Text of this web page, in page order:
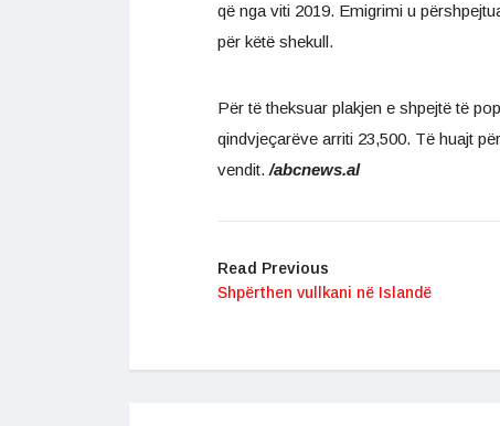
që nga viti 2019. Emigrimi u
për këtë shekull.
Për të theksuar plakjen e shpejtë të
qindvjeçarëve arriti 23,500. Të huajt
vendit. /abcnews.al
Read Previous
Shpërthen vullkani në Islandë